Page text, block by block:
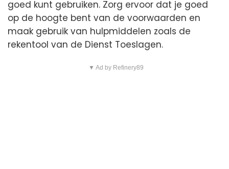
goed kunt gebruiken. Zorg ervoor dat je goed
op de hoogte bent van de voorwaarden en
maak gebruik van hulpmiddelen zoals de
rekentool van de Dienst Toeslagen.
▼ Ad by Refinery89